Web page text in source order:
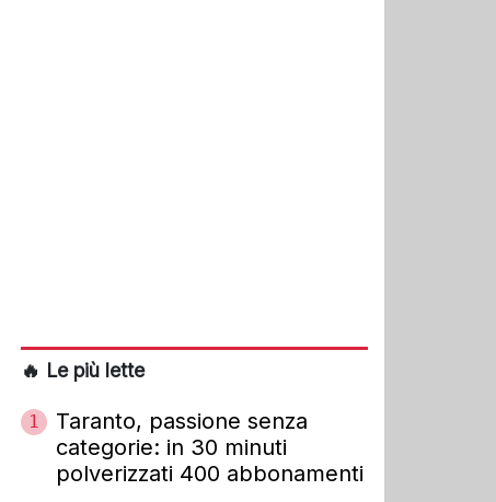
🔥 Le più lette
1
Taranto, passione senza
categorie: in 30 minuti
polverizzati 400 abbonamenti